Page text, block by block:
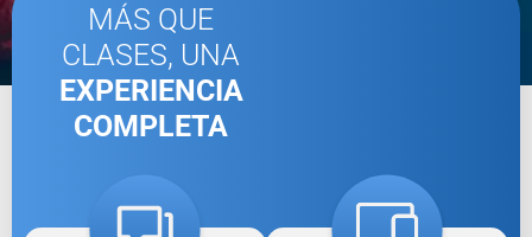
MÁS QUE
CLASES, UNA
EXPERIENCIA
COMPLETA